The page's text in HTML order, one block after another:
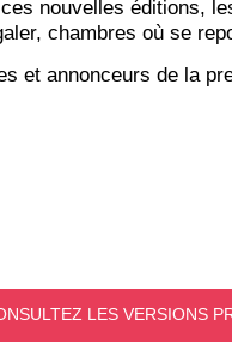
nouvelles éditions,
chambres où se
et annonceurs de la
LES VERSIONS